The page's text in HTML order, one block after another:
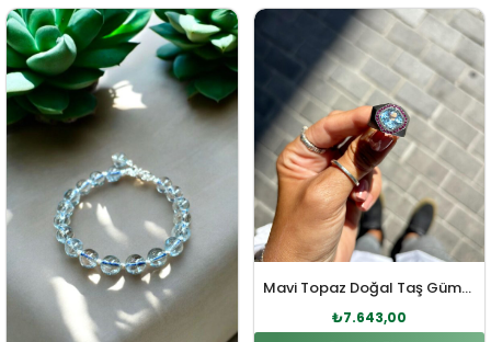
Orijinal fiyat: ₺10.898,00.
Şu andaki fiyat: ₺9.908,00.
Mavi Topaz Doğal Taş Gümüş Yüzük
Orijinal fiyat:
₺7.643,00
Şu andaki